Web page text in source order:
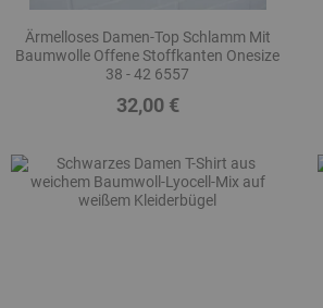
Ärmelloses Damen-Top Schlamm Mit
Baumwolle Offene Stoffkanten Onesize
38 - 42 6557
Preis
32,00 €